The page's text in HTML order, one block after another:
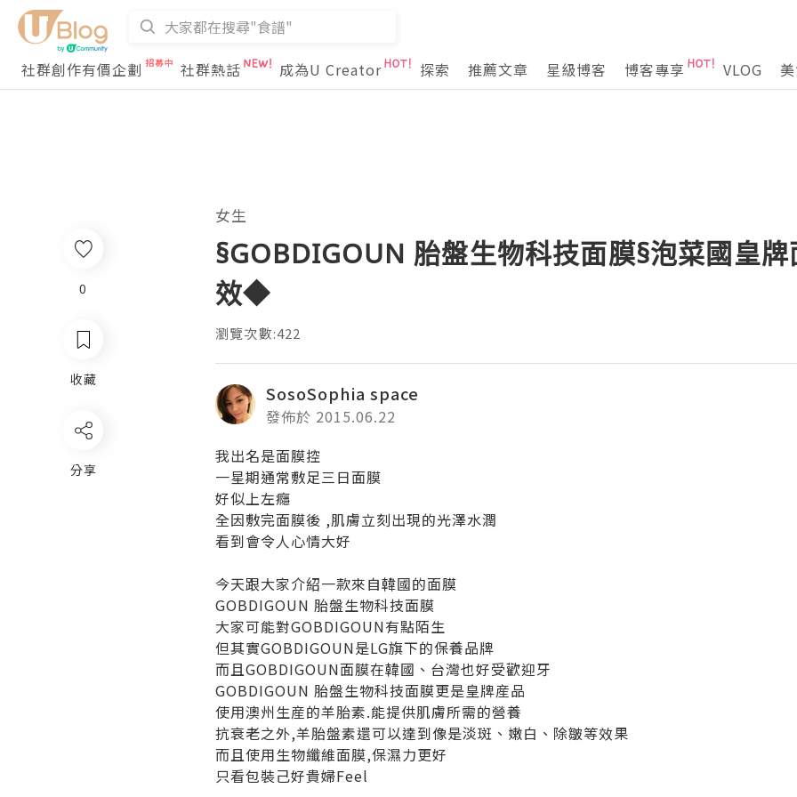
社群創作有價企劃 社群熱話 成為U Creator 探索 推薦文章 星級博客 博客專享 VLOG
女生
§GOBDIGOUN 胎盤生物科技面膜§泡菜國皇
效◆
瀏覽次數:422
SosoSophia space
發佈於 2015.06.22
我出名是面膜控
一星期通常敷足三日面膜
好似上左癮
全因敷完面膜後 ,肌膚立刻出現的光澤水潤
看到會令人心情大好
今天跟大家介紹一款來自韓國的面膜
GOBDIGOUN 胎盤生物科技面膜
大家可能對GOBDIGOUN有點陌生
但其實GOBDIGOUN是LG旗下的保養品牌
而且GOBDIGOUN面膜在韓國、台灣也好受歡迎牙
GOBDIGOUN 胎盤生物科技面膜更是皇牌産品
使用澳州生産的羊胎素.能提供肌膚所需的營養
抗衰老之外,羊胎盤素還可以達到像是淡斑、嫩白、除皺等效果
而且使用生物纖維面膜,保濕力更好
只看包裝己好貴婦Feel
0
收藏
分享